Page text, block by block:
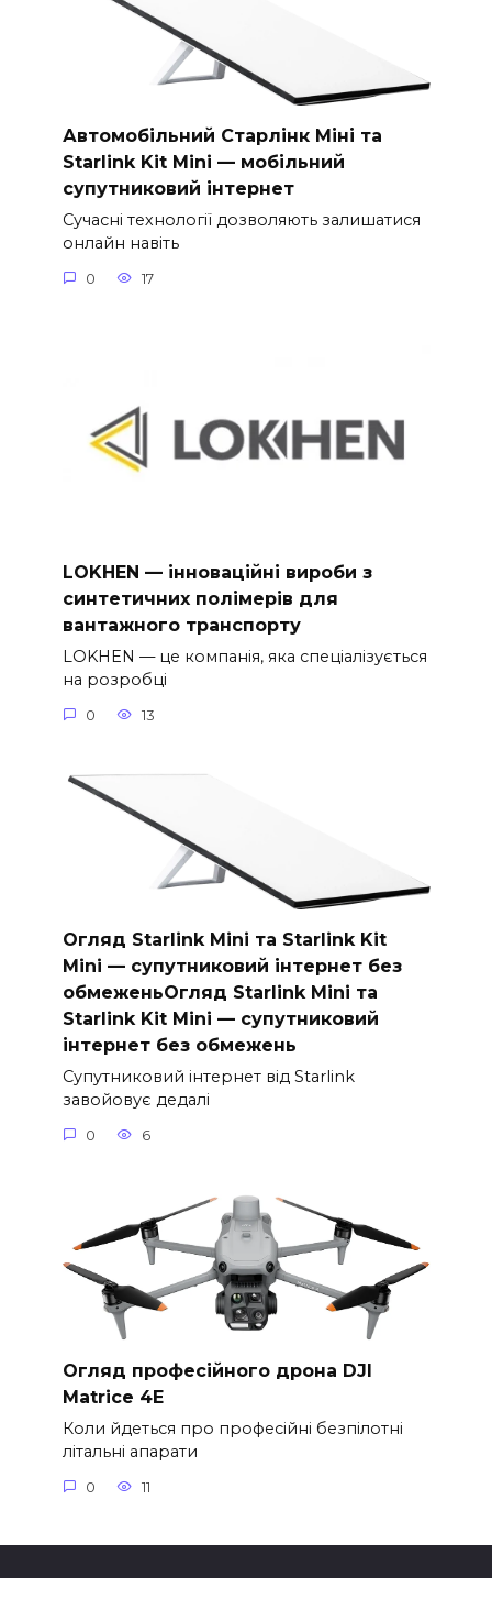
Автомобільний Старлінк Міні та
Starlink Kit Mini — мобільний
супутниковий інтернет
Сучасні технології дозволяють залишатися
онлайн навіть
0 17
LOKHEN — інноваційні вироби з
синтетичних полімерів для
вантажного транспорту
LOKHEN — це компанія, яка спеціалізується
на розробці
0 13
Огляд Starlink Mini та Starlink Kit
Mini — супутниковий інтернет без
обмеженьОгляд Starlink Mini та
Starlink Kit Mini — супутниковий
інтернет без обмежень
Супутниковий інтернет від Starlink
завойовує дедалі
0 6
Огляд професійного дрона DJI
Matrice 4E
Коли йдеться про професійні безпілотні
літальні апарати
0 11